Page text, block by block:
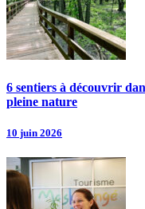
6 sentiers à découvrir
pleine nature
10 juin 2026